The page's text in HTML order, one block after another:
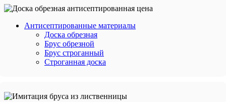
Антисептированные материалы
Доска обрезная
Брус обрезной
Брус строганный
Строганная доска